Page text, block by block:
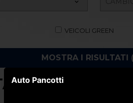
VEICOLI GREEN
CONTIENE (88)
Auto Pancotti